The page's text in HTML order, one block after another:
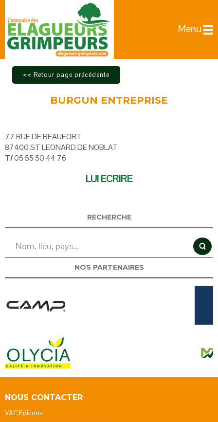
Menu
BURGUN ENTREPRISE
77 RUE DE BEAUFORT
87400 ST LEONARD DE NOBLAT
T/05 55 50 44 76
LUI ECRIRE
RECHERCHE
NOS PARTENAIRES
NOUS CONTACTER
VAC Editions